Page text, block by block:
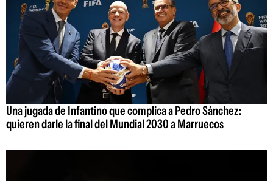
Una jugada de Infantino que complica a Pedro Sánchez:
quieren darle la final del Mundial 2030 a Marruecos